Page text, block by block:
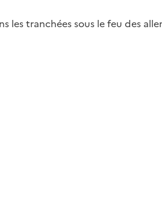
les tranchées sous le feu des